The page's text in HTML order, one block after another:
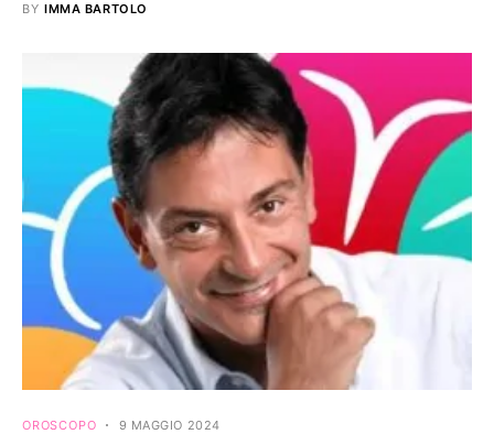
BY IMMA BARTOLO
OROSCOPO 9 MAGGIO 2024